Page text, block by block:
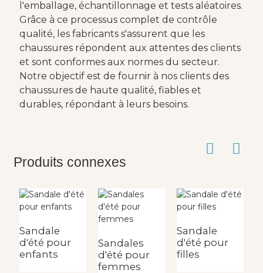
l'emballage, échantillonnage et tests aléatoires.
Grâce à ce processus complet de contrôle
qualité, les fabricants s'assurent que les
chaussures répondent aux attentes des clients
et sont conformes aux normes du secteur.
Notre objectif est de fournir à nos clients des
chaussures de haute qualité, fiables et
durables, répondant à leurs besoins.
Produits connexes
Sandale
d'été pour
enfants
Sandales
d'été pour
femmes
Sandale
d'été pour
filles